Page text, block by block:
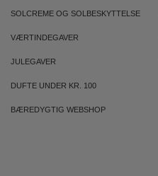
SOLCREME OG SOLBESKYTTELSE
VÆRTINDEGAVER
JULEGAVER
DUFTE UNDER KR. 100
BÆREDYGTIG WEBSHOP